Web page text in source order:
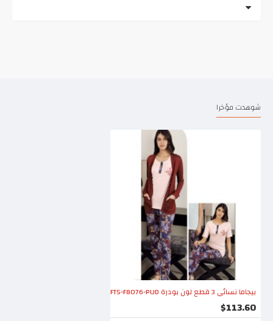
شوهدت مؤخرا
بيجاما نسائي 3 قطع لون بودرة FTS-F8076-PUD
$113.60